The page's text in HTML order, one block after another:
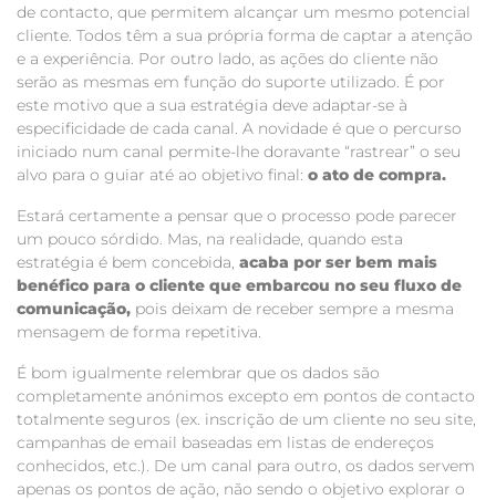
de contacto, que permitem alcançar um mesmo potencial
cliente. Todos têm a sua própria forma de captar a atenção
e a experiência. Por outro lado, as ações do cliente não
serão as mesmas em função do suporte utilizado. É por
este motivo que a sua estratégia deve adaptar-se à
especificidade de cada canal. A novidade é que o percurso
iniciado num canal permite-lhe doravante “rastrear” o seu
alvo para o guiar até ao objetivo final: o ato de compra.
Estará certamente a pensar que o processo pode parecer
um pouco sórdido. Mas, na realidade, quando esta
estratégia é bem concebida, acaba por ser bem mais
benéfico para o cliente que embarcou no seu fluxo de
comunicação, pois deixam de receber sempre a mesma
mensagem de forma repetitiva.
É bom igualmente relembrar que os dados são
completamente anónimos excepto em pontos de contacto
totalmente seguros (ex. inscrição de um cliente no seu site,
campanhas de email baseadas em listas de endereços
conhecidos, etc.). De um canal para outro, os dados servem
apenas os pontos de ação, não sendo o objetivo explorar o